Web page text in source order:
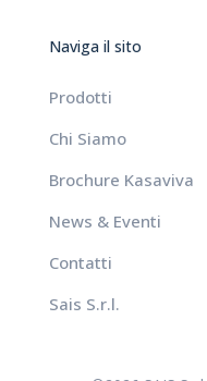
Naviga il sito
Prodotti
Chi Siamo
Brochure Kasaviva
News & Eventi
Contatti
Sais S.r.l.